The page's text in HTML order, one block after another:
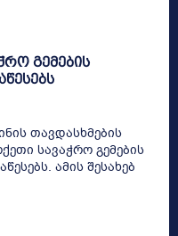
გემების
თავდასხმების
სავაჭრო გემების
ამის შესახებ